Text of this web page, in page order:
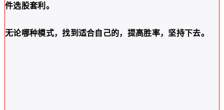
件选股套利。
无论哪种模式，找到适合自己的，提高胜率，坚持下去。